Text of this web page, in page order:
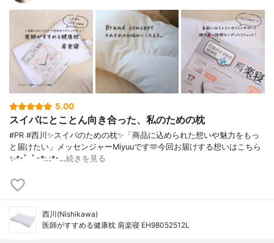
5.00
スイパにとことん向き合った、私のための枕
#PR #西川✨スイパのための枕✨「商品に込められた想いや魅力をもっ
と届けたい」メッセンジャーMiyuuです🫶今回お届けする想いはこちら
✨*･゜ﾟ･*:.:*･…続きを見る
西川(Nishikawa)
医師がすすめる健康枕 肩楽寝 EH98052512L